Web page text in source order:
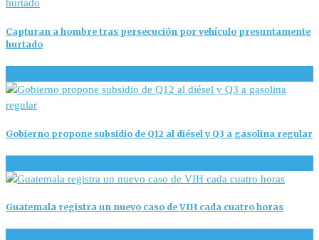
Capturan a hombre tras persecución por vehículo presuntamente
hurtado
Gobierno propone subsidio de Q12 al diésel y Q3 a gasolina regular
Guatemala registra un nuevo caso de VIH cada cuatro horas